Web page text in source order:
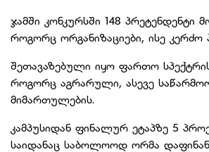
ჯამში კონკურსში 148 პრეტენდენტი
როგორც ორგანიზაციები, ისე კერძო
შეთავაზებული იყო ფართო
როგორც აგრარული, ასევე
მიმართულების.
კამპუსიდან ფინალურ ეტაპზე 5
საიდანაც საბოლოოდ ორმა